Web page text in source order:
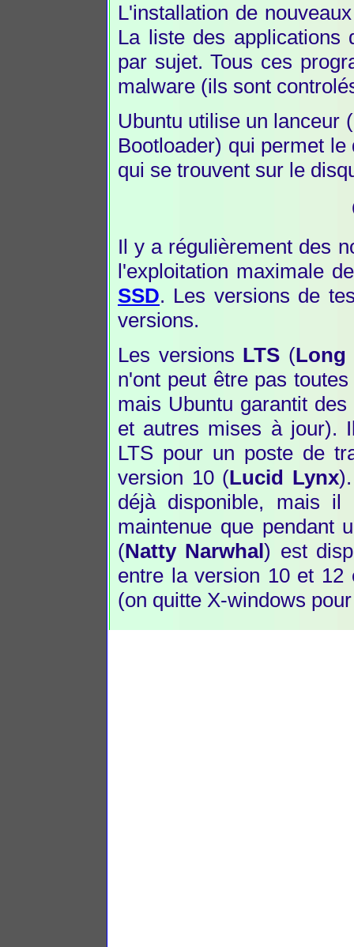
L'installation de
La liste des
par sujet. Tous ces
malware (ils sont
Ubuntu utilise un lanceur
Bootloader) qui permet
qui se trouvent sur le
Il y a régulièrement des
l'exploitation maximale
SSD. Les versions de
versions.
Les versions LTS (Long
n'ont peut être pas
mais Ubuntu garantit
et autres mises à jour).
LTS pour un poste de
version 10 (Lucid Lynx
déjà disponible, mais
maintenue que pendant
(Natty Narwhal) est
entre la version 10 et 12
(on quitte X-windows